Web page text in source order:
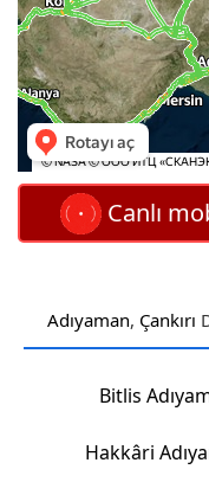
Canlı
Adıyaman, Çankırı
Bitlis
Hakkâri